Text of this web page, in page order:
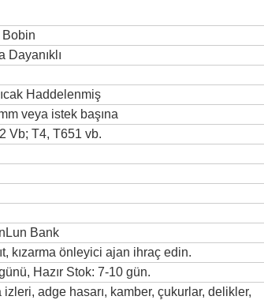
Bobin
Dayanıklı
Haddelenmiş
veya istek başına
Vb; T4, T651 vb.
Bank
kızarma önleyici ajan ihraç edin.
Hazır Stok: 7-10 gün.
adge hasarı, kamber, çukurlar, delikler,